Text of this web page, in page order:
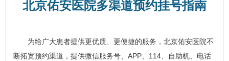
北京佑安医院多渠道预约挂号指南
为给广大患者提供更优质、更便捷的服务，北京佑安医院不
断拓宽预约渠道，提供微信服务号、APP、114、自助机、电话